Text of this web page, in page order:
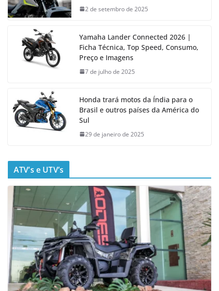
2 de setembro de 2025
Yamaha Lander Connected 2026 |
Ficha Técnica, Top Speed, Consumo,
Preço e Imagens
7 de julho de 2025
Honda trará motos da Índia para o
Brasil e outros países da América do
Sul
29 de janeiro de 2025
ATV’s e UTV’s